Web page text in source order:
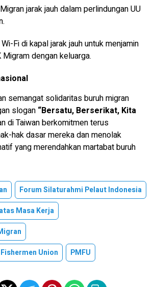
jarak jauh dalam perlindungan UU
Fi di kapal jarak jauh untuk menjamin
dengan keluarga.
semangat solidaritas buruh migran
slogan “Bersatu, Berserikat, Kita
di Taiwan berkomitmen terus
hak dasar mereka dan menolak
yang merendahkan martabat buruh
Forum Silaturahmi Pelaut Indonesia
Masa Kerja
Union
PMFU